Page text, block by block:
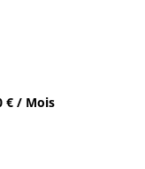
€ / Mois